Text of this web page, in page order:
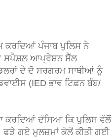
ਕਰਦਿਆਂ ਪੰਜਾਬ ਪੁਲਿਸ ਨੇ
ਸਪੈਸ਼ਲ ਆਪ੍ਰੇਸ਼ਨ ਸੈੱਲ
ਦੇ ਦੋ ਸਰਗਰਮ ਸਾਥੀਆਂ ਨੂੰ
(IED ਭਾਵ ਟਿਫ਼ਨ ਬੰਬ/
ਕਰਦਿਆਂ ਦੱਸਿਆ ਕਿ ਪੁਲਿਸ ਵੱਲੋਂ
ਫੜੇ ਗਏ ਮੁਲਜ਼ਮਾਂ ਕੋਲੋਂ ਕੀਤੀ ਗਈ